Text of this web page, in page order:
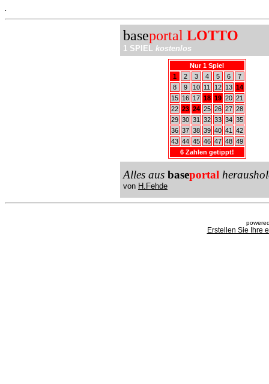
baseportal LOTTO
1 SPIEL kostenlos
Nur 1 Spiel
1
2 3 4 5 6
7
8
9 10 11 12 13 14
15
16 17 18 19 20 21
22 23 24 25 26 27 28
29 30 31 32 33 34 35
36 37 38 39 40 41
42
43 44 45 46 47 48 49
6 Zahlen getippt!
Alles aus baseportal
von H.Fehde
Erstellen Sie Ihre